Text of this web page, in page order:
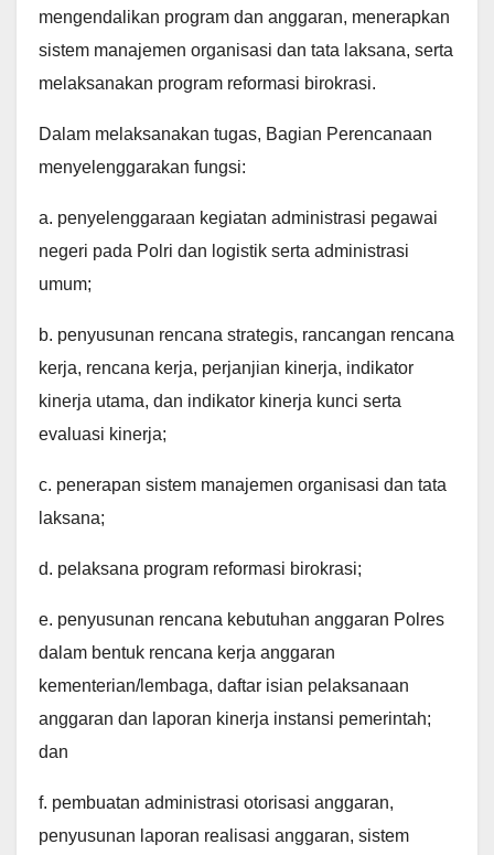
mengendalikan program dan anggaran, menerapkan
sistem manajemen organisasi dan tata laksana, serta
melaksanakan program reformasi birokrasi.
Dalam melaksanakan tugas, Bagian Perencanaan
menyelenggarakan fungsi:
a. penyelenggaraan kegiatan administrasi pegawai
negeri pada Polri dan logistik serta administrasi
umum;
b. penyusunan rencana strategis, rancangan rencana
kerja, rencana kerja, perjanjian kinerja, indikator
kinerja utama, dan indikator kinerja kunci serta
evaluasi kinerja;
c. penerapan sistem manajemen organisasi dan tata
laksana;
d. pelaksana program reformasi birokrasi;
e. penyusunan rencana kebutuhan anggaran Polres
dalam bentuk rencana kerja anggaran
kementerian/lembaga, daftar isian pelaksanaan
anggaran dan laporan kinerja instansi pemerintah;
dan
f. pembuatan administrasi otorisasi anggaran,
penyusunan laporan realisasi anggaran, sistem